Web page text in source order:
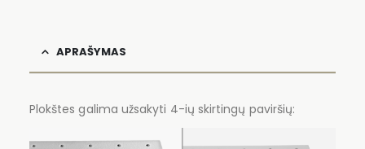
APRAŠYMAS
Plokštes galima užsakyti 4-ių skirtingų paviršių: